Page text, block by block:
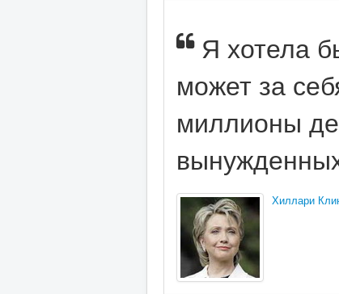
Я хотела
может за
миллионы
Хиллари